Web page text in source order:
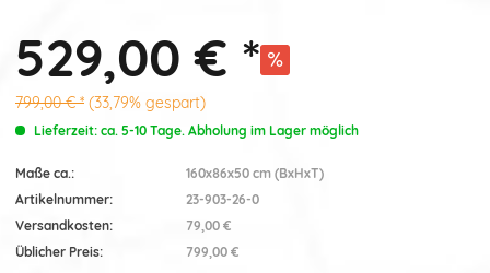
529,00 € *
799,00 € * (33,79% gespart)
Lieferzeit: ca. 5-10 Tage. Abholung im Lager möglich
Maße ca.:
160x86x50 cm (BxHxT)
Artikelnummer:
23-903-26-0
Versandkosten:
79,00 €
Üblicher Preis:
799,00 €